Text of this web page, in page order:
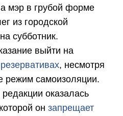
мэр в грубой форме
из городской
субботник.
выйти на
, несмотря
режим самоизоляции.
оказалась
он запрещает